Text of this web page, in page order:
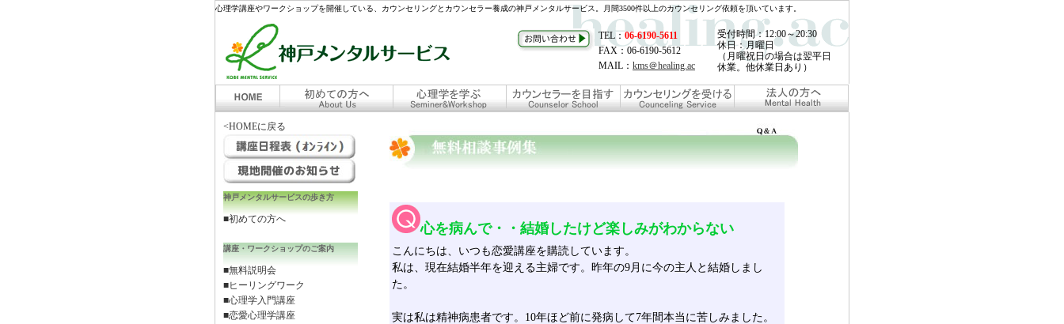
心理学講座やワークショップを開催している、カウンセリングとカウンセラー養成の神戸メンタルサービス。月間3500件以上のカウンセリング依頼を頂いています。
TEL： 06-6190-5611
FAX：06-6190-5612
MAIL： kms＠healing.ac
受付時間：12:00～20:30
休日：月曜日
（月曜祝日の場合は翌平日
休業。他休業日あり）
<HOMEに戻る
神戸メンタルサービスの歩き方
■初めての方へ
講座・ワークショップのご案内
■無料説明会
■ヒーリングワーク
■心理学入門講座
■恋愛心理学講座
心を病んで・・結婚したけど楽しみがわからない
こんにちは、いつも恋愛講座を購読しています。
私は、現在結婚半年を迎える主婦です。昨年の9月に今の主人と結婚しまし
た。
実は私は精神病患者です。10年ほど前に発病して7年間本当に苦しみました。